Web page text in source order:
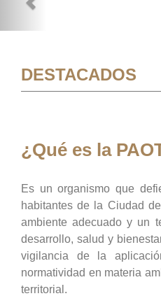
DESTACADOS
¿Qué es la
Es un organismo que
habitantes de la Ciudad
ambiente adecuado y un
desarrollo, salud y
vigilancia de la
normatividad en materia
territorial.